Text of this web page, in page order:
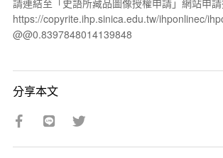
https://copyrite.ihp.sinica.edu.tw/ihponlinec/
@@0.8397848014139848
分享本文